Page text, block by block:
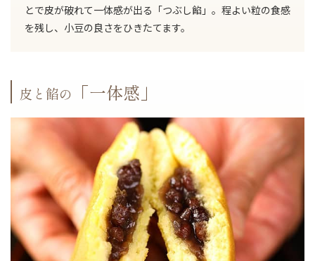
とで皮が破れて一体感が出る「つぶし餡」。程よい粒の食感
を残し、小豆の良さをひきたてます。
皮と餡の 「一体感」
ご注文手続きに進む